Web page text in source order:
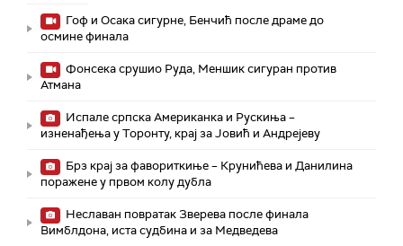
Гоф и Осака сигурне, Бенчић после драме до
осмине финала
Фонсека срушио Руда, Меншик сигуран против
Атмана
Испале српска Американка и Рускиња –
изненађења у Торонту, крај за Јовић и Андрејеву
Брз крај за фавориткиње – Крунићева и Данилина
поражене у првом колу дубла
Неславан повратак Зверева после финала
Вимблдона, иста судбина и за Медведева